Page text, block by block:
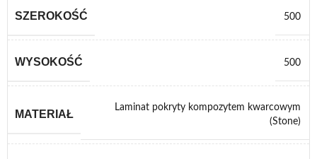
SZEROKOŚĆ 500
WYSOKOŚĆ 500
MATERIAŁ
Laminat pokryty kompozytem kwarcowym
(Stone)